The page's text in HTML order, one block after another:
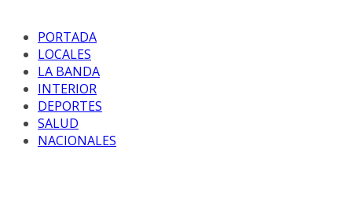
PORTADA
LOCALES
LA BANDA
INTERIOR
DEPORTES
SALUD
NACIONALES